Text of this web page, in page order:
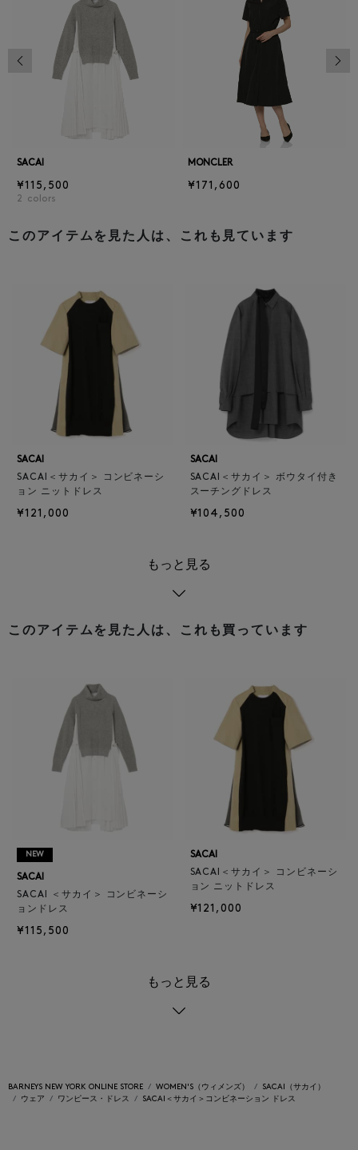
SACAI
¥115,500
2 colors
MONCLER
¥171,600
前の画像
このアイテムを見た人は、これも見ています
SACAI
SACAI＜サカイ＞ コンビネーシ
ョン ニットドレス
¥121,000
SACAI
SACAI＜サカイ＞ ボウタイ付き
スーチングドレス
¥104,500
もっと見る
このアイテムを見た人は、これも買っています
NEW
SACAI
SACAI ＜サカイ＞ コンビネーシ
ョンドレス
¥115,500
SACAI
SACAI＜サカイ＞ コンビネーシ
ョン ニットドレス
¥121,000
もっと見る
BARNEYS NEW YORK ONLINE STORE WOMEN'S（ウィメンズ）
SACAI（サカイ）
ウェア
ワンピース・ドレス SACAI＜サカイ＞コンビネーション ドレス